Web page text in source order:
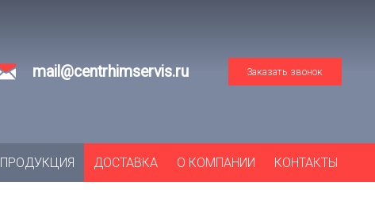
mail@centrhimservis.ru Заказать звонок
ПРОДУКЦИЯ ДОСТАВКА О КОМПАНИИ КОНТАКТЫ